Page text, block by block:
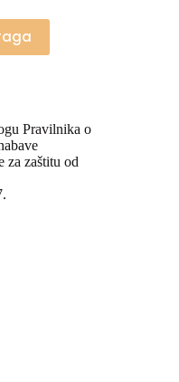
Pravilnika o
za zaštitu od